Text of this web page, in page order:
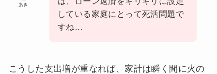
あき
している家庭にとって死活問題で
すね…
こうした支出増が重なれば、家計は瞬く間に火の